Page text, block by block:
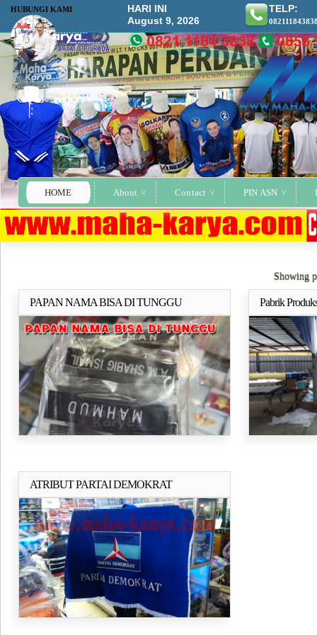
HOME About Contact PIN ASN
HUBUNGI KAMI
HARI INI
August 9, 2026
TELP:
Showing
PAPAN NAMA BISA DI TUNGGUSelengkapnya..
Pabrik
Indonesia
ATRIBUT PARTAI DEMOKRAT
TERLENGKAP
Selengkapnya..